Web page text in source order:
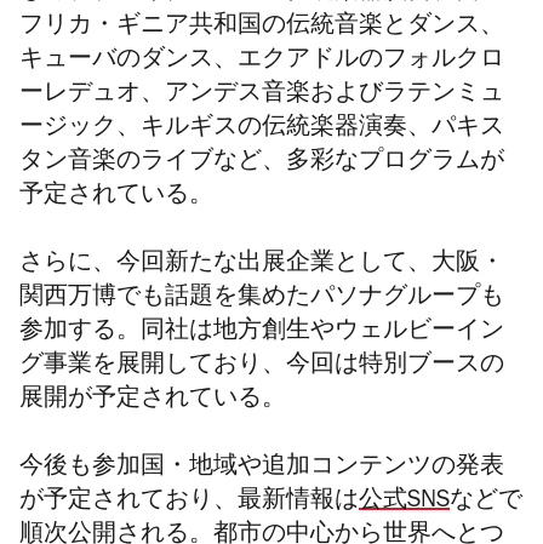
フリカ・ギニア共和国の伝統音楽とダンス、
キューバのダンス、エクアドルのフォルクロ
ーレデュオ、アンデス音楽およびラテンミュ
ージック、キルギスの伝統楽器演奏、パキス
タン音楽のライブなど、多彩なプログラムが
予定されている。
さらに、今回新たな出展企業として、大阪・
関西万博でも話題を集めたパソナグループも
参加する。同社は地方創生やウェルビーイン
グ事業を展開しており、今回は特別ブースの
展開が予定されている。
今後も参加国・地域や追加コンテンツの発表
が予定されており、最新情報は公式SNSなどで
順次公開される。都市の中心から世界へとつ